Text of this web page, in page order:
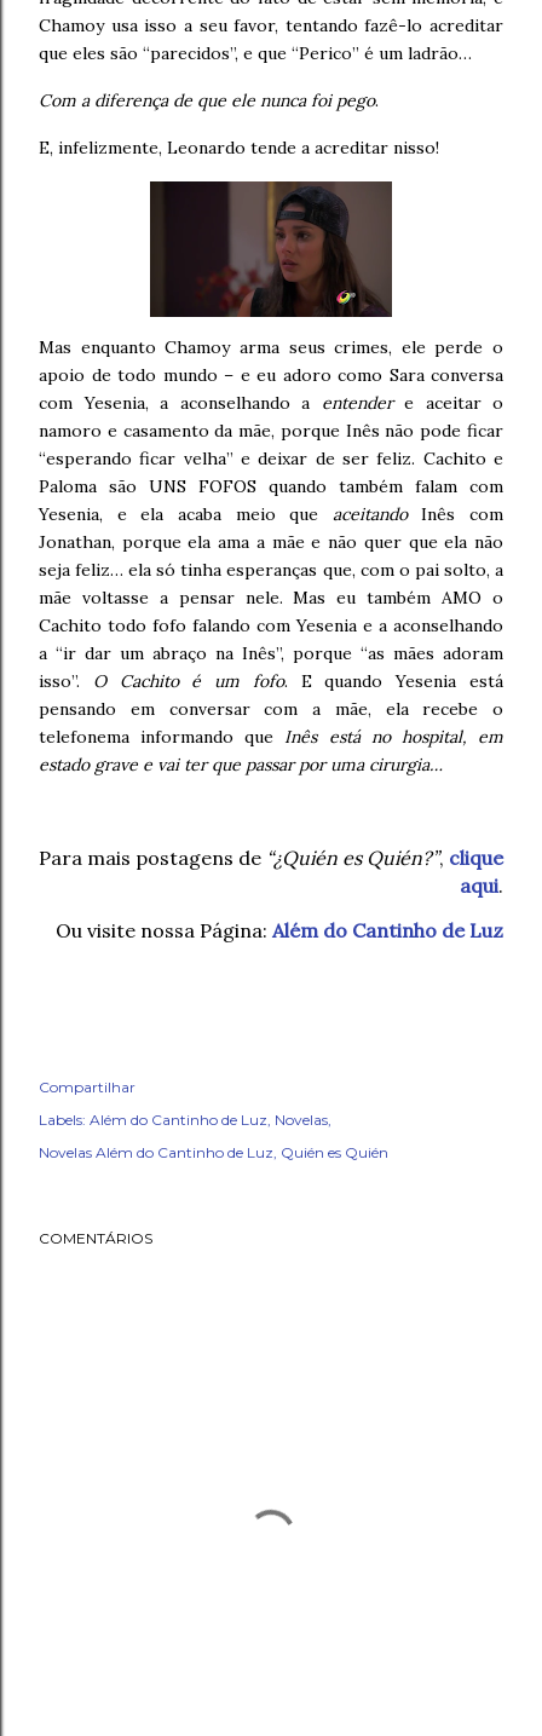
Chamoy usa isso a seu favor, tentando fazê-lo acreditar
que eles são “parecidos”, e que “Perico” é um ladrão…
Com a diferença de que ele nunca foi pego.
E, infelizmente, Leonardo tende a acreditar nisso!
Mas enquanto Chamoy arma seus crimes, ele perde o
apoio de todo mundo – e eu adoro como Sara conversa
com Yesenia, a aconselhando a entendere aceitar o
namoro e casamento da mãe, porque Inês não pode ficar
“esperando ficar velha” e deixar de ser feliz. Cachito e
Paloma são UNS FOFOS quando também falam com
Yesenia, e ela acaba meio que aceitandoInês com
Jonathan, porque ela ama a mãe e não quer que ela não
seja feliz… ela só tinha esperanças que, com o pai solto, a
mãe voltasse a pensar nele. Mas eu também AMO o
Cachito todo fofo falando com Yesenia e a aconselhando
a “ir dar um abraço na Inês”, porque “as mães adoram
isso”. O Cachito é um fofo. E quando Yesenia está
pensando em conversar com a mãe, ela recebe o
telefonema informando que Inês está no hospital, em
estado grave e vai ter que passar por uma cirurgia…
Para mais postagens de “¿Quién es Quién?”, clique
aqui.
Ou visite nossa Página: Além do Cantinho de Luz
Compartilhar
Labels: Além do Cantinho de Luz Novelas
Novelas Além do Cantinho de Luz Quién es Quién
COMENTÁRIOS